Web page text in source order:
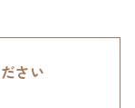
さい